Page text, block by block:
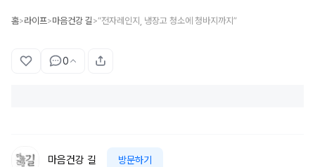
홈>라이프>마음건강 길 >“전자레인지, 냉장고 청소에 청바지까지”
0
마음건강 길 방문하기